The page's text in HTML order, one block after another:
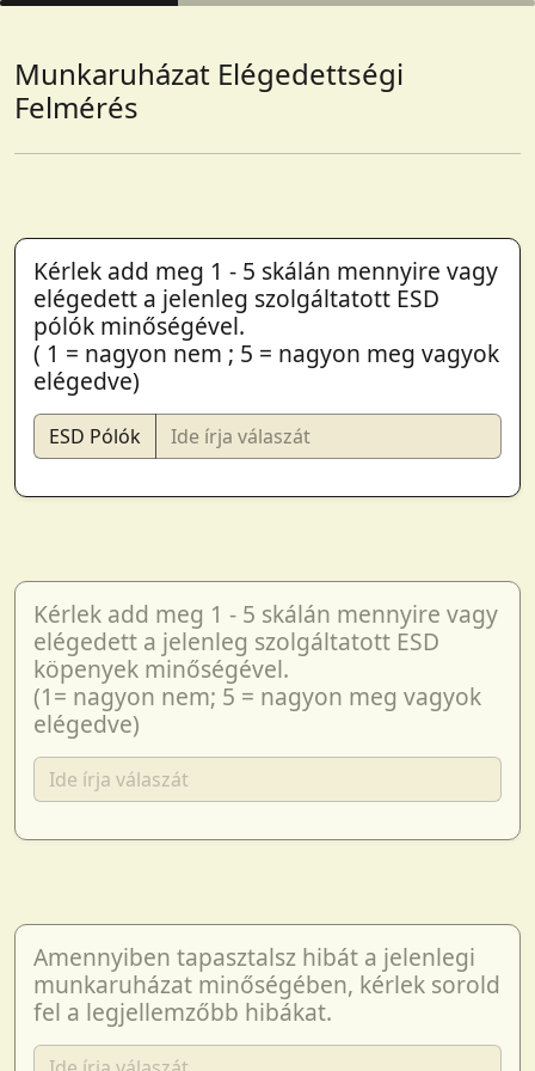
Munkaruházat Elégedettségi
Felmérés
Kérlek add meg 1 - 5 skálán mennyire vagy
elégedett a jelenleg szolgáltatott ESD
pólók minőségével.
( 1 = nagyon nem ; 5 = nagyon meg vagyok
elégedve)
ESD Pólók
Kérlek add meg 1 - 5 skálán mennyire vagy
elégedett a jelenleg szolgáltatott ESD
köpenyek minőségével.
(1= nagyon nem; 5 = nagyon meg vagyok
elégedve)
Amennyiben tapasztalsz hibát a jelenlegi
munkaruházat minőségében, kérlek sorold
fel a legjellemzőbb hibákat.